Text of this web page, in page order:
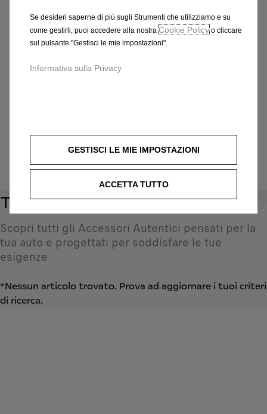
Scegli il metodo per riconoscere il tuo veicolo e inserisci
le informazioni necessarie per visualizzare gli accessori
compatibili.
Modello
IDENTIFICARE IL VEICOLO
Tutti i prodotti
Scopri tutti gli Accessori Autentici pensati per la
tua auto e progettati per soddisfare le tue
esigenze
*Nessun articolo trovato. Prova ad aggiornare i tuoi criteri
di ricerca.
Se desideri saperne di più sugli Strumenti che utilizziamo e su
come gestirli, puoi accedere alla nostraCookie Policyo cliccare
sul pulsante "Gestisci le mie impostazioni".
Informativa sulla Privacy
GESTISCI LE MIE IMPOSTAZIONI
ACCETTA TUTTO